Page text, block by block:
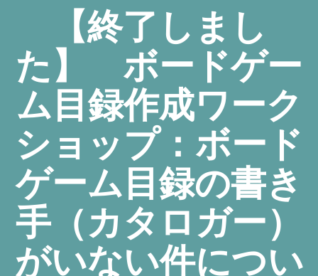
【終了しまし
た】 ボードゲー
ム目録作成ワーク
ショップ：ボード
ゲーム目録の書き
手（カタロガー）
がいない件につい